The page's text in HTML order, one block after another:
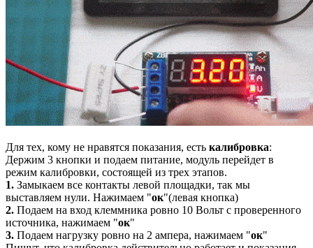
Для тех, кому не нравятся показания, есть калибровка:
Держим 3 кнопки и подаем питание, модуль перейдет в
режим калибровки, состоящей из трех этапов.
1. Замыкаем все контакты левой площадки, так мы
выставляем нули. Нажимаем "ок"(левая кнопка)
2. Подаем на вход клеммника ровно 10 Вольт с проверенного
источника, нажимаем "ок"
3. Подаем нагрузку ровно на 2 ампера, нажимаем "ок"